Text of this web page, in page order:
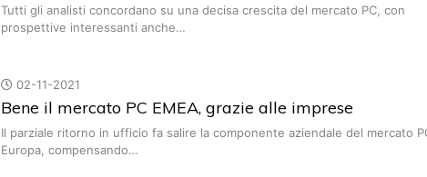
Tutti gli analisti concordano su una decisa crescita del mercato PC, con
prospettive interessanti anche…
02-11-2021
Bene il mercato PC EMEA, grazie alle imprese
Il parziale ritorno in ufficio fa salire la componente aziendale del mercato
Europa, compensando…